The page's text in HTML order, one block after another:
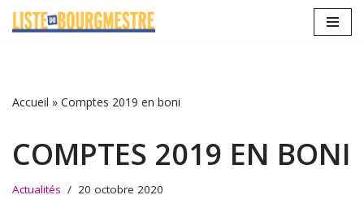
Accueil » Comptes 2019 en boni
COMPTES 2019 EN BONI
Actualités 20 octobre 2020